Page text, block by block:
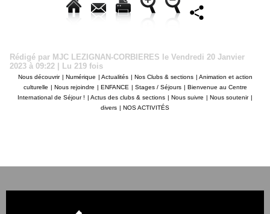
Rédigé par MJC LEZIGNAN-CORBIERES le Vendredi 20 Janvier
2023 à 09:22 | Lu 219 fois
Nous découvrir Numérique Actualités Nos Clubs & sections
Animation et action
culturelle
Nous rejoindre ENFANCE Stages / Séjours
Bienvenue au Centre
International de Séjour !
Actus des clubs & sections Nous suivre Nous soutenir
divers
NOS ACTIVITÉS